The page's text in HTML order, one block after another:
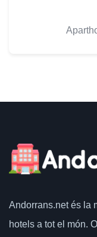
Andorrans.netés la
hotels a tot el món.